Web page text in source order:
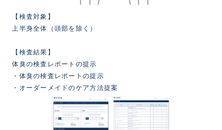
【検査対象】
上半身全体（頭部を除く）
【検査結果】
体臭の検査レポートの提示
・体臭の検査レポートの提示
・オーダーメイドのケア方法提案